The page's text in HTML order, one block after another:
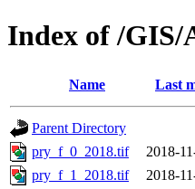
Index of /GIS/
Name Last
Parent Directory
pry_f_0_2018.tif
2018-
pry_f_1_2018.tif
2018-